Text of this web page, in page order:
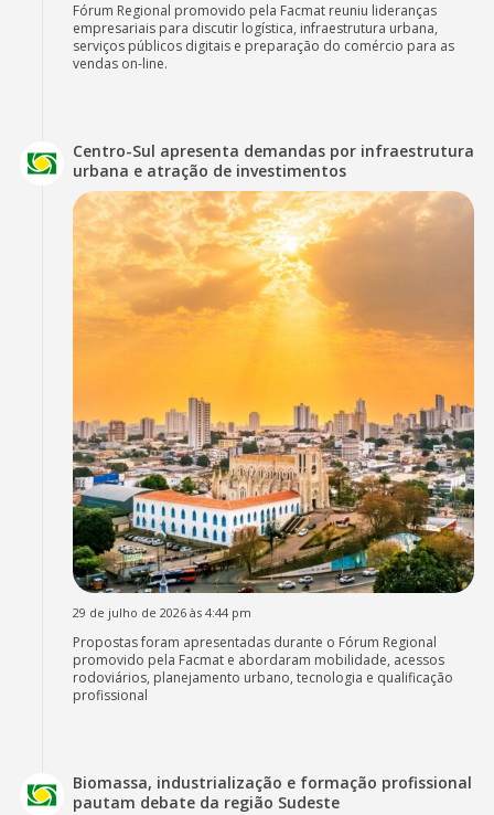
Fórum Regional promovido pela Facmat reuniu lideranças
empresariais para discutir logística, infraestrutura urbana,
serviços públicos digitais e preparação do comércio para as
vendas on-line.
Centro-Sul apresenta demandas por infraestrutura
urbana e atração de investimentos
29 de julho de 2026 às 4:44 pm
Propostas foram apresentadas durante o Fórum Regional
promovido pela Facmat e abordaram mobilidade, acessos
rodoviários, planejamento urbano, tecnologia e qualificação
profissional
Biomassa, industrialização e formação profissional
pautam debate da região Sudeste